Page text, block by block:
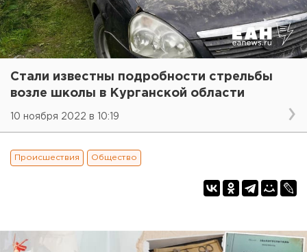
Стали известны подробности стрельбы
возле школы в Курганской области
10 ноября 2022 в 10:19
Происшествия Общество